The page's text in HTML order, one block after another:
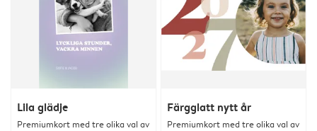
Lila glädje
Premiumkort med tre olika val av
Färgglatt nytt år
Premiumkort med tre olika val av